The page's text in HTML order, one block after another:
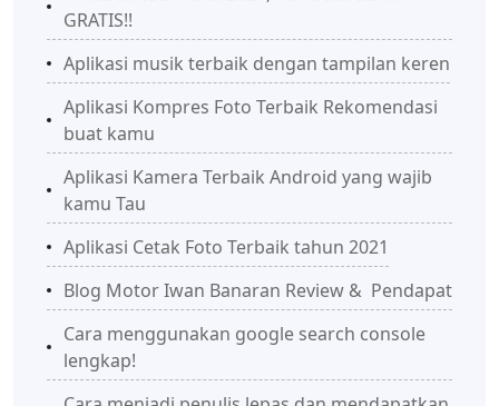
GRATIS!!
Aplikasi musik terbaik dengan tampilan keren
Aplikasi Kompres Foto Terbaik Rekomendasi
buat kamu
Aplikasi Kamera Terbaik Android yang wajib
kamu Tau
Aplikasi Cetak Foto Terbaik tahun 2021
Blog Motor Iwan Banaran Review & Pendapat
Cara menggunakan google search console
lengkap!